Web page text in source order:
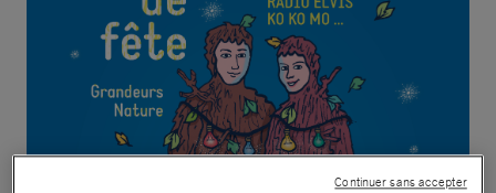
Continuer sans accepter